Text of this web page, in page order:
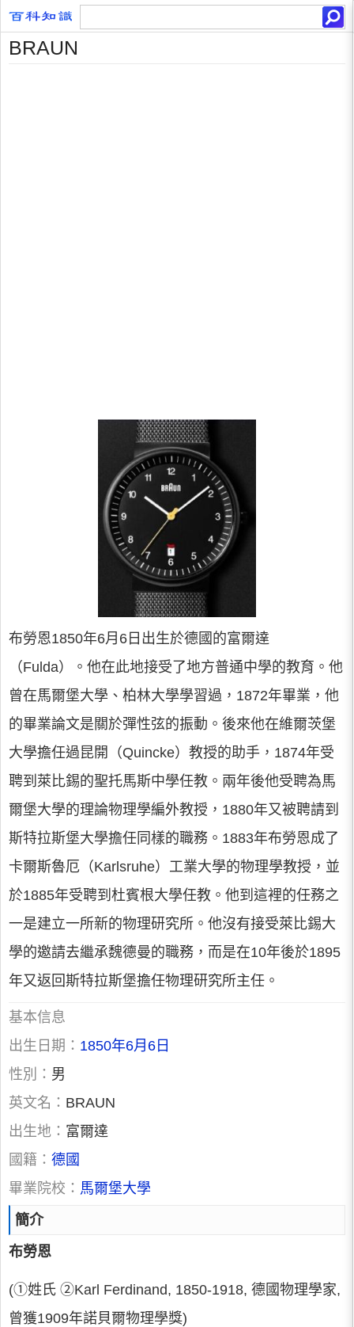
BRAUN
布勞恩1850年6月6日出生於德國的富爾達
（Fulda）。他在此地接受了地方普通中學的教育。他
曾在馬爾堡大學、柏林大學學習過，1872年畢業，他
的畢業論文是關於彈性弦的振動。後來他在維爾茨堡
大學擔任過昆開（Quincke）教授的助手，1874年受
聘到萊比錫的聖托馬斯中學任教。兩年後他受聘為馬
爾堡大學的理論物理學編外教授，1880年又被聘請到
斯特拉斯堡大學擔任同樣的職務。1883年布勞恩成了
卡爾斯魯厄（Karlsruhe）工業大學的物理學教授，並
於1885年受聘到杜賓根大學任教。他到這裡的任務之
一是建立一所新的物理研究所。他沒有接受萊比錫大
學的邀請去繼承魏德曼的職務，而是在10年後於1895
年又返回斯特拉斯堡擔任物理研究所主任。
基本信息
出生日期： 1850年6月6日
性別： 男
英文名： BRAUN
出生地： 富爾達
國籍： 德國
畢業院校： 馬爾堡大學
簡介
布勞恩
(①姓氏 ②Karl Ferdinand, 1850-1918, 德國物理學家,
曾獲1909年諾貝爾物理學獎)